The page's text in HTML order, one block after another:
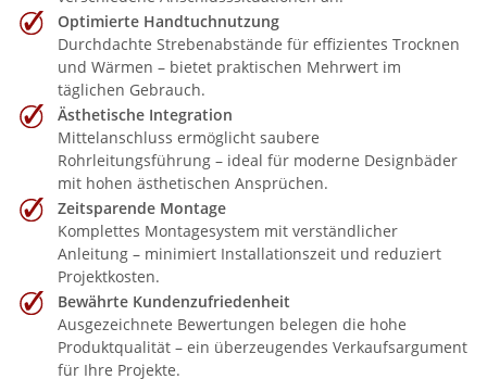
Optimierte Handtuchnutzung
Durchdachte Strebenabstände für effizientes Trocknen
und Wärmen – bietet praktischen Mehrwert im
täglichen Gebrauch.
Ästhetische Integration
Mittelanschluss ermöglicht saubere
Rohrleitungsführung – ideal für moderne Designbäder
mit hohen ästhetischen Ansprüchen.
Zeitsparende Montage
Komplettes Montagesystem mit verständlicher
Anleitung – minimiert Installationszeit und reduziert
Projektkosten.
Bewährte Kundenzufriedenheit
Ausgezeichnete Bewertungen belegen die hohe
Produktqualität – ein überzeugendes Verkaufsargument
für Ihre Projekte.